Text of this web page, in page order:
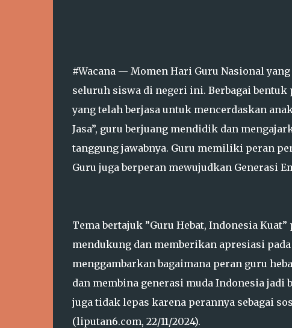
#Wacana — Momen Hari Guru Nasional
seluruh siswa di negeri ini. Berbagai
yang telah berjasa untuk mencerdaskan
Jasa”, guru berjuang mendidik dan
tanggung jawabnya. Guru memiliki peran
Guru juga berperan mewujudkan Generasi
Tema bertajuk ”Guru Hebat, Indonesia
mendukung dan memberikan apresiasi
menggambarkan bagaimana peran guru
dan membina generasi muda Indonesia jadi
juga tidak lepas karena perannya sebagai
(liputan6.com, 22/11/2024).